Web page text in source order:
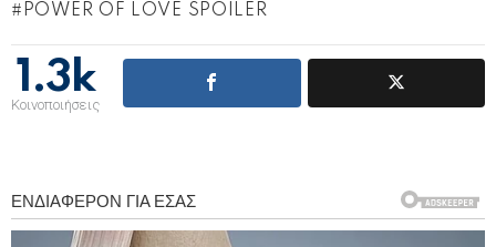
POWER OF LOVE SPOILER
1.3k
Κοινοποιήσεις